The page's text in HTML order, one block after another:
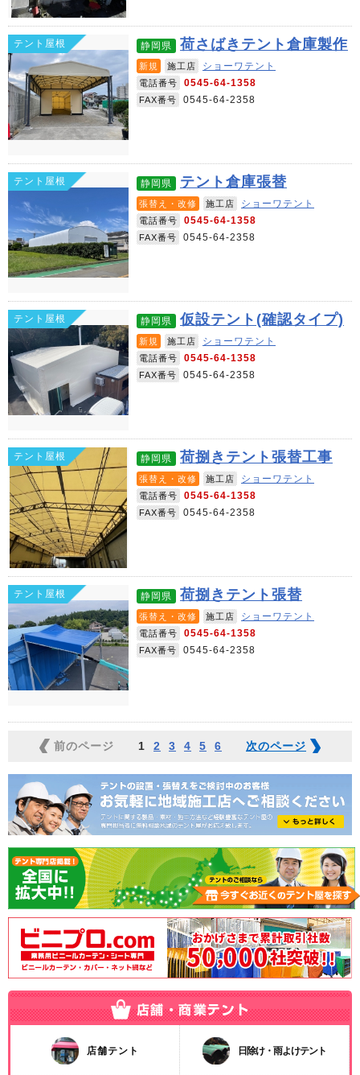
テント屋根 静岡県 荷さばきテント倉庫製作
新規 施工店 ショーワテント
電話番号 0545-64-1358
FAX番号 0545-64-2358
テント屋根 静岡県 テント倉庫張替
張替え・改修 施工店 ショーワテント
電話番号 0545-64-1358
FAX番号 0545-64-2358
テント屋根 静岡県 仮設テント(確認タイプ)
新規 施工店 ショーワテント
電話番号 0545-64-1358
FAX番号 0545-64-2358
テント屋根 静岡県 荷捌きテント張替工事
張替え・改修 施工店 ショーワテント
電話番号 0545-64-1358
FAX番号 0545-64-2358
テント屋根 静岡県 荷捌きテント張替
張替え・改修 施工店 ショーワテント
電話番号 0545-64-1358
FAX番号 0545-64-2358
前のページ 1 2 3 4 5 6 次のページ
店舗テント 日除け・雨よけテント